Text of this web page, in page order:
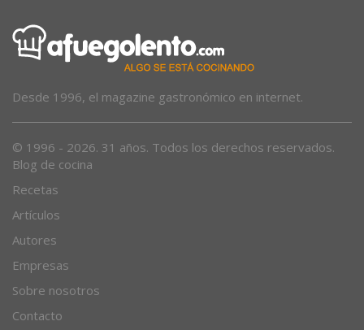
Desde 1996, el magazine gastronómico en internet.
© 1996 - 2026. 31 años. Todos los derechos reservados.
Blog de cocina
Recetas
Artículos
Autores
Empresas
Sobre nosotros
Contacto